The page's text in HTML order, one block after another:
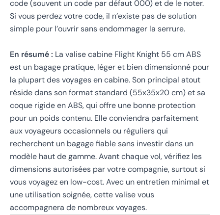
code (souvent un code par défaut 000) et de le noter.
Si vous perdez votre code, il n’existe pas de solution
simple pour l’ouvrir sans endommager la serrure.
En résumé : La valise cabine Flight Knight 55 cm ABS
est un bagage pratique, léger et bien dimensionné pour
la plupart des voyages en cabine. Son principal atout
réside dans son format standard (55x35x20 cm) et sa
coque rigide en ABS, qui offre une bonne protection
pour un poids contenu. Elle conviendra parfaitement
aux voyageurs occasionnels ou réguliers qui
recherchent un bagage fiable sans investir dans un
modèle haut de gamme. Avant chaque vol, vérifiez les
dimensions autorisées par votre compagnie, surtout si
vous voyagez en low-cost. Avec un entretien minimal et
une utilisation soignée, cette valise vous
accompagnera de nombreux voyages.